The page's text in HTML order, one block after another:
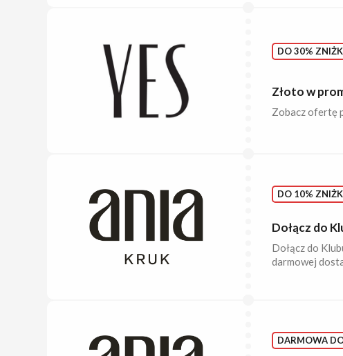
DO 30%
Złoto w
Zobacz ofertę
DO 10%
Dołącz do
Dołącz do
darmowej
DARMOWA